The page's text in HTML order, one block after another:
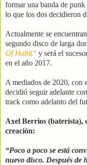
formar una banda de
lo que los dos decidieron
Actualmente se
segundo disco de larga
Of Habit” y será el
en el año 2017.
A mediados de 2020, con
decidió seguir adelante
track como adelanto del
Axel Berrios (baterista),
creación:
“Poco a poco se está
nuevo disco. Después de